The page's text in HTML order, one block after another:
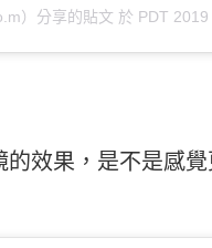
）分享的貼文 於 PDT
的效果，是不是感